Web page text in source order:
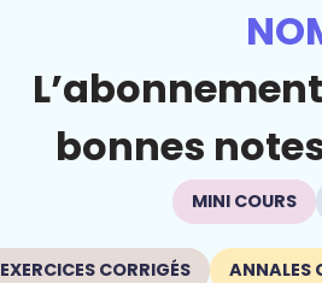
bonnes
MINI COURS
EXERCICES CORRIGÉS ANNALES